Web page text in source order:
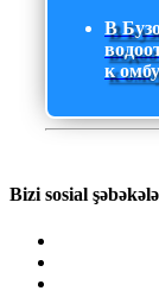
В
к
Bizi sosial